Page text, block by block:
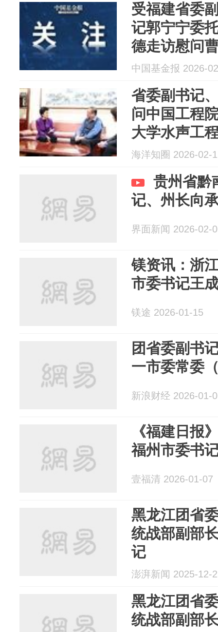
受福建省委
记郭宁宁委
德走访慰问
中国基金报 2026-
省委副书记
问中国工程
大学水声工
海洋知圈 2026-02-
贵州省黔
记、州长向
界面新闻 2026-02-
镁资讯：浙
市委书记王
镁途 2026-01-15
团省委副书
一市委常委
新浪财经 2026-01-
《福建日报
福州市委书
壹福清 2026-01-07
黑龙江团省
统战部副部
记
澎湃新闻 2025-12-
黑龙江团省
统战部副部